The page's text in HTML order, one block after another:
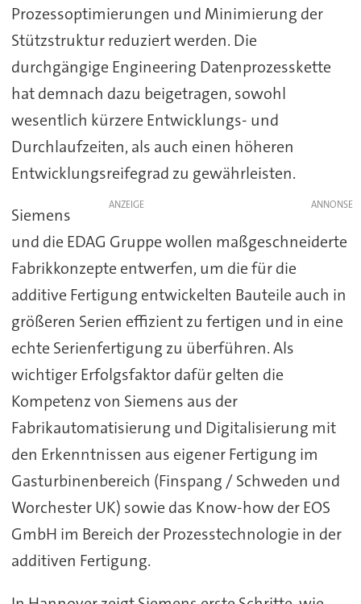
Prozessoptimierungen und Minimierung der
Stützstruktur reduziert werden. Die
durchgängige Engineering Datenprozesskette
hat demnach dazu beigetragen, sowohl
wesentlich kürzere Entwicklungs- und
Durchlaufzeiten, als auch einen höheren
Entwicklungsreifegrad zu gewährleisten.
ANZEIGE
Siemens
und die EDAG Gruppe wollen maßgeschneiderte
Fabrikkonzepte entwerfen, um die für die
additive Fertigung entwickelten Bauteile auch in
größeren Serien effizient zu fertigen und in eine
echte Serienfertigung zu überführen. Als
wichtiger Erfolgsfaktor dafür gelten die
Kompetenz von Siemens aus der
Fabrikautomatisierung und Digitalisierung mit
den Erkenntnissen aus eigener Fertigung im
Gasturbinenbereich (Finspang / Schweden und
Worchester UK) sowie das Know-how der EOS
GmbH im Bereich der Prozesstechnologie in der
additiven Fertigung.